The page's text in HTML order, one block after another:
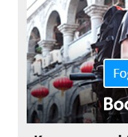
csillagokban jár,
GB-nyi RAM-ok,
csúcsot. A ZTE
használhatót”